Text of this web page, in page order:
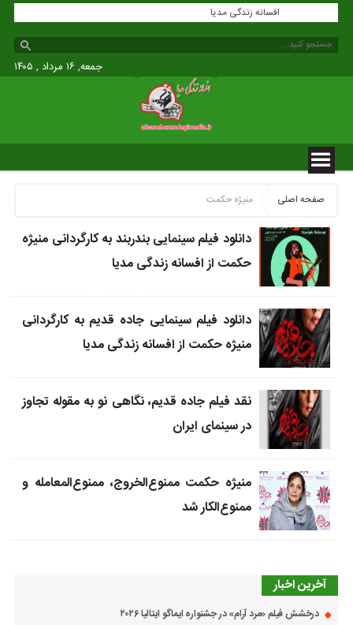
افسانه زندگی مدیا
جمعه, ۱۶ مرداد , ۱۴۰۵
صفحه اصلی منیژه حکمت
دانلود فیلم سینمایی بندربند به کارگردانی منیژه
حکمت از افسانه زندگی مدیا
دانلود فیلم سینمایی جاده قدیم به کارگردانی
منیژه حکمت از افسانه زندگی مدیا
نقد فیلم جاده قدیم، نگاهی نو به مقوله تجاوز
در سینمای ایران
منیژه حکمت ممنوع‌الخروج، ممنوع‌المعامله و
ممنوع‌الکار شد
آخرین اخبار
درخشش فیلم «مرد آرام» در جشنواره ایماگو ایتالیا ۲۰۲۶